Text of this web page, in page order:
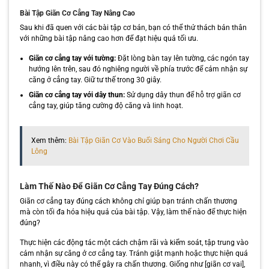
Bài Tập Giãn Cơ Cẳng Tay Nâng Cao
Sau khi đã quen với các bài tập cơ bản, bạn có thể thử thách bản thân
với những bài tập nâng cao hơn để đạt hiệu quả tối ưu.
Giãn cơ cẳng tay với tường:Đặt lòng bàn tay lên tường, các ngón tay
hướng lên trên, sau đó nghiêng người về phía trước để cảm nhận sự
căng ở cẳng tay. Giữ tư thế trong 30 giây.
Giãn cơ cẳng tay với dây thun:Sử dụng dây thun để hỗ trợ giãn cơ
cẳng tay, giúp tăng cường độ căng và linh hoạt.
Xem thêm: Bài Tập Giãn Cơ Vào Buổi Sáng Cho Người Chơi Cầu
Lông
Làm Thế Nào Để Giãn Cơ Cẳng Tay Đúng Cách?
Giãn cơ cẳng tay đúng cách không chỉ giúp bạn tránh chấn thương
mà còn tối đa hóa hiệu quả của bài tập. Vậy, làm thế nào để thực hiện
đúng?
Thực hiện các động tác một cách chậm rãi và kiểm soát, tập trung vào
cảm nhận sự căng ở cơ cẳng tay. Tránh giật mạnh hoặc thực hiện quá
nhanh, vì điều này có thể gây ra chấn thương. Giống như [giãn cơ vai],